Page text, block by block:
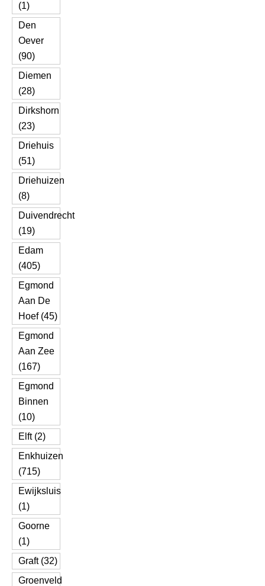
(1)
Den
Oever
(90)
Diemen
(28)
Dirkshorn
(23)
Driehuis
(51)
Driehuizen
(8)
Duivendrecht
(19)
Edam
(405)
Egmond
Aan De
Hoef (45)
Egmond
Aan Zee
(167)
Egmond
Binnen
(10)
Elft (2)
Enkhuizen
(715)
Ewijksluis
(1)
Goorne
(1)
Graft (32)
Groenveld